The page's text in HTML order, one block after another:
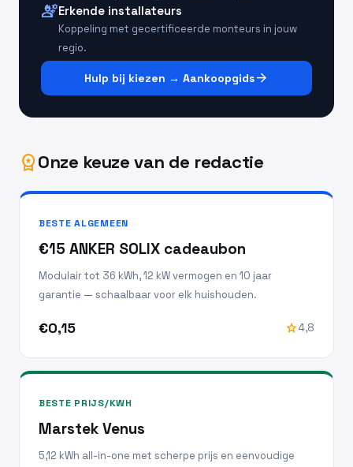
engineeringErkende installateurs
Koppeling met gecertificeerde monteurs in jouw
regio.
Hulp bij kiezen → Aankoopgidsarrow_forward
workspace_premiumOnze keuze van de redactie
BESTE ALGEMEEN
€15 ANKER SOLIX cadeaubon
Modulair tot 36 kWh, 12 kW vermogen en 10 jaar
garantie — schaalbaar voor elk huishouden.
€0,15 star4,8
BESTE PRIJS/KWH
Marstek Venus
5,12 kWh all-in-one met scherpe prijs en eenvoudige